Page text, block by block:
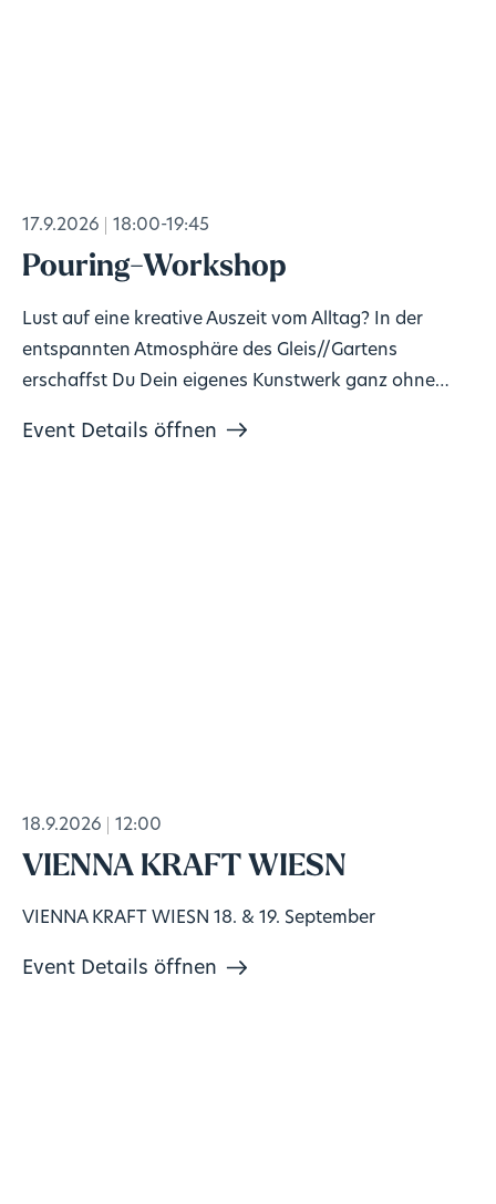
17.9.2026 18:00-19:45
Pouring-Workshop
Lust auf eine kreative Auszeit vom Alltag? In der
entspannten Atmosphäre des Gleis//Gartens
erschaffst Du Dein eigenes Kunstwerk ganz ohne
Event Details öffnen
18.9.2026 12:00
VIENNA KRAFT WIESN
VIENNA KRAFT WIESN 18. & 19. September
Event Details öffnen